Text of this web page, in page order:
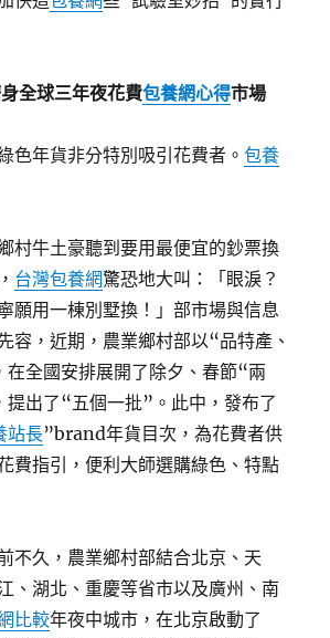
全球三年夜花費包養網心得市場
色年貨非分特別吸引花費者。包養
村牛土豪聽到要用最便宜的鈔票換
台灣包養網驚恐地大叫：「眼淚？
願用一棟別墅換！」部市場與信息
容，近期，農業鄉村部以“品特產、
在全國安排展開了除夕、春節“兩
提出了“五個一批”。此中，發布了
站長”brand年貨目次，為花費者供
費指引，便利大師選購綠色、特點
不久，農業鄉村部結合北京、天
、湖北、重慶等省市以及廣州、南
比較年夜中城市，在北京啟動了